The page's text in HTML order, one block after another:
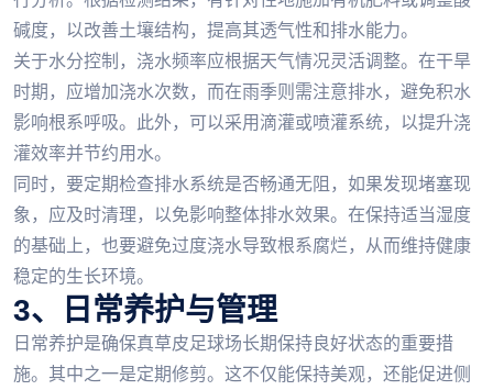
碱度，以改善土壤结构，提高其透气性和排水能力。
关于水分控制，浇水频率应根据天气情况灵活调整。在干旱
时期，应增加浇水次数，而在雨季则需注意排水，避免积水
影响根系呼吸。此外，可以采用滴灌或喷灌系统，以提升浇
灌效率并节约用水。
同时，要定期检查排水系统是否畅通无阻，如果发现堵塞现
象，应及时清理，以免影响整体排水效果。在保持适当湿度
的基础上，也要避免过度浇水导致根系腐烂，从而维持健康
稳定的生长环境。
3、日常养护与管理
日常养护是确保真草皮足球场长期保持良好状态的重要措
施。其中之一是定期修剪。这不仅能保持美观，还能促进侧